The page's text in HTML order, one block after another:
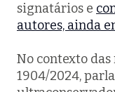
signatários e
autores, ainda
No contexto das
1904/2024,